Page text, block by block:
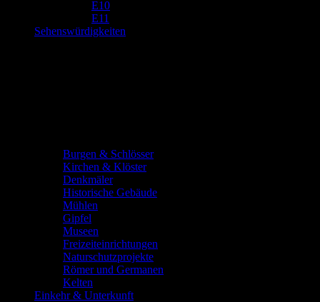
E10
E11
Sehenswürdigkeiten
Burgen & Schlösser
Kirchen & Klöster
Denkmäler
Historische Gebäude
Mühlen
Gipfel
Museen
Freizeiteinrichtungen
Naturschutzprojekte
Römer und Germanen
Kelten
Einkehr & Unterkunft